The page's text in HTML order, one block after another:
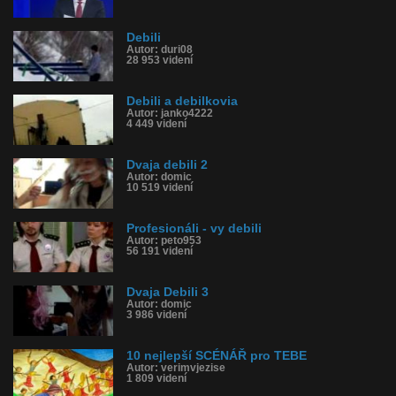
Debili
Autor: duri08
28 953 videní
Debili a debilkovia
Autor: janko4222
4 449 videní
Dvaja debili 2
Autor: domic
10 519 videní
Profesionáli - vy debili
Autor: peto953
56 191 videní
Dvaja Debili 3
Autor: domic
3 986 videní
10 nejlepší SCÉNÁŘ pro TEBE
Autor: verimvjezise
1 809 videní